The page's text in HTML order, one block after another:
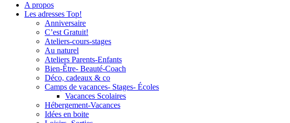
A propos
Les adresses Top!
Anniversaire
C’est Gratuit!
Ateliers-cours-stages
Au naturel
Ateliers Parents-Enfants
Bien-Être- Beauté-Coach
Déco, cadeaux & co
Camps de vacances- Stages- Écoles
Vacances Scolaires
Hébergement-Vacances
Idées en boite